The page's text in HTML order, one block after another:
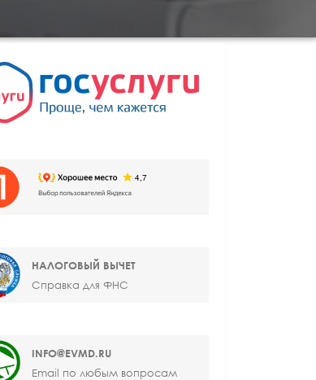
НАЛОГОВЫЙ ВЫЧЕТ
Справка для ФНС
INFO@EVMD.RU
Email по любым вопросам